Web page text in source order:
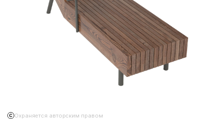
Охраняется авторским правом